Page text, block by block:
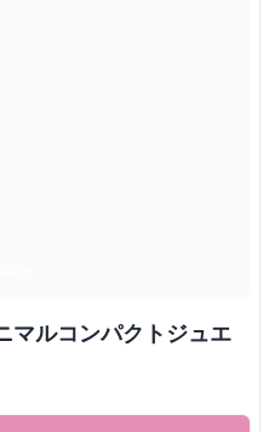
マルコンパクトジュエ